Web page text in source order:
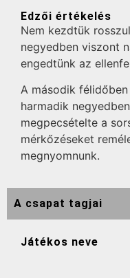
Edzői értékelés
Nem kezdtük
negyedben viszont
engedtünk az
A második
harmadik
megpecsételte a
mérkőzéseket
megnyomnunk.
A csapat tagjai
Játékos neve